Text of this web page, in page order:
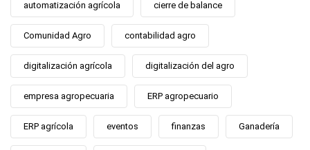
automatización agrícola cierre de balance
Comunidad Agro contabilidad agro
digitalización agrícola digitalización del agro
empresa agropecuaria ERP agropecuario
ERP agrícola eventos finanzas Ganadería